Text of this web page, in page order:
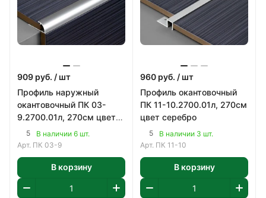
909 руб. / шт
Профиль наружный
окантовочный ПК 03-
9.2700.01л, 270см цвет
серебро
5
В наличии 6 шт.
Арт. ПК 03-9
В корзину
960 руб. / шт
Профиль окантовочный
ПК 11-10.2700.01л, 270см
цвет серебро
5
В наличии 3 шт.
Арт. ПК 11-10
В корзину